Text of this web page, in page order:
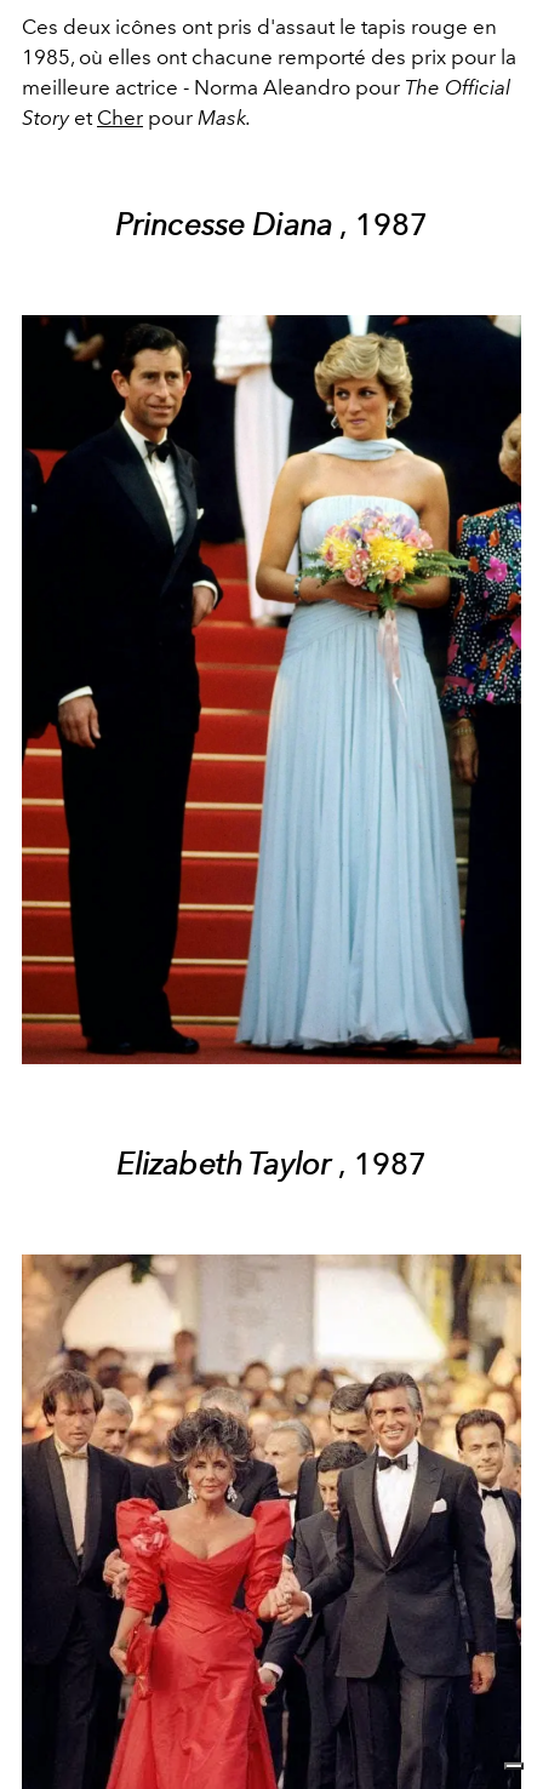
Ces deux icônes ont pris d'assaut le tapis rouge en
1985, où elles ont chacune remporté des prix pour la
meilleure actrice - Norma Aleandro pour The Official
Storyet Cher pour Mask.
Princesse Diana , 1987
Elizabeth Taylor, 1987